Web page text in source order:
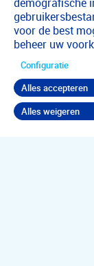
voor de best
beheer uw
Configuratie
Alles accepteren
Alles weigeren